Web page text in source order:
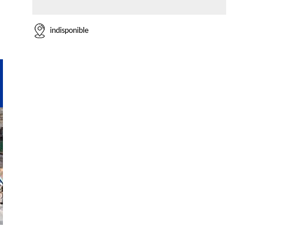
indisponible